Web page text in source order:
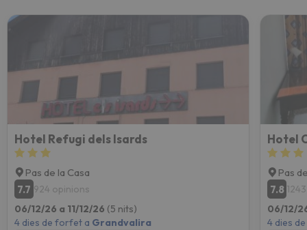
Hotel Refugi dels Isards
Pas de la Casa
7.7 924 opinions
06/12/26 a 11/12/26 (5 nits)
4 dies de forfet a Grandvalira
Hotel
Pas
7.8
06/12/
4 dies